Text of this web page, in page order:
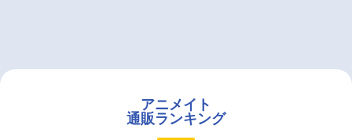
アニメイト
通販ランキング